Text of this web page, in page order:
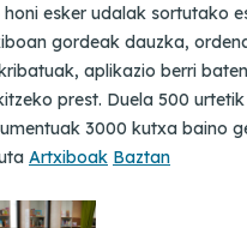
honi esker udalak sortutako
gordeak dauzka,
aplikazio berri
prest. Duela 500
3000 kutxa baino
Artxiboak Baztan